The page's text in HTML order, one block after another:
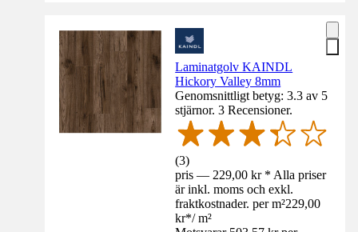
Laminatgolv KAINDL
Hickory Valley 8mm
Genomsnittligt betyg: 3.3 av 5
stjärnor. 3 Recensioner.
(3)
pris — 229,00 kr * Alla priser
är inkl. moms och exkl.
fraktkostnader. per m²229,00
kr*/ m²